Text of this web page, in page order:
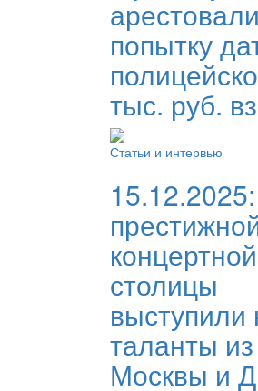
попытку
тыс. руб.
Статьи и интервью
15.12.2025:
столицы
таланты из
Москвы и